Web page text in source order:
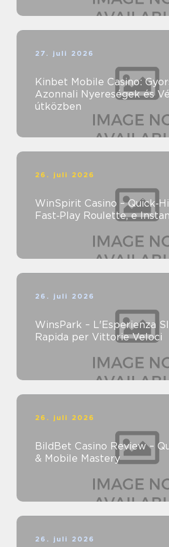
27. juli 2026
Kinbet Mobile Casino:
Azonnali Nyereségek és
útközben
26. juli 2026
WinSpirit Casino –
Fast‑Play Roulette, e
26. juli 2026
WinsPark – L'Esperienza
Rapida per Vittorie Veloci
26. juli 2026
BildBet Casino Review –
& Mobile Mastery
26. juli 2026